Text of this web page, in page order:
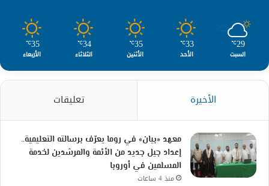
29
℃
السبت
33
℃
الأحد
35
℃
الأثنين
34
℃
الثلاثاء
35
℃
الأربعاء
الأخيرة تعليقات
معهد «بيان» في روما يعرّف برسالته التعليمية..
إعداد جيل جديد من الأئمة والمرشدين لخدمة
المسلمين في أوروبا
منذ 4 ساعات